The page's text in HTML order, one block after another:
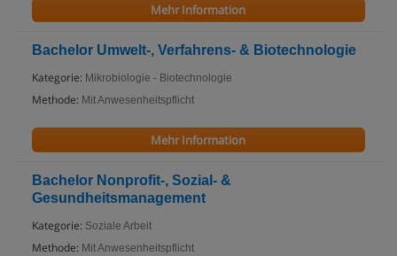
Mehr Information
Bachelor Umwelt-, Verfahrens- & Biotechnologie
Kategorie: Mikrobiologie - Biotechnologie
Methode: Mit Anwesenheitspflicht
Mehr Information
Bachelor Nonprofit-, Sozial- &
Gesundheitsmanagement
Kategorie: Soziale Arbeit
Methode: Mit Anwesenheitspflicht